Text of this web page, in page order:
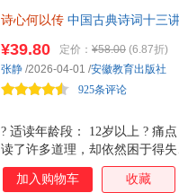
诗心何以传 中国古典诗词十三
故事+名家观点，让诗学智慧成
? 适读年龄段： 12岁以上 ? 痛
读了许多道理，却依然困于得
识，而是一份让内心安顿下来
是南开大学教授、博士生导师
¥39.80 定价： ¥58.00 (6.87折)
925条评论
张静 /2026-04-01 /安徽教育出版社
加入购物车 收藏